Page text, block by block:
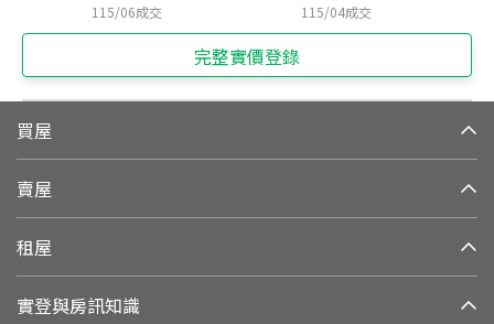
115/06成交 115/04成交
完整實價登錄
買屋
賣屋
租屋
實登與房訊知識